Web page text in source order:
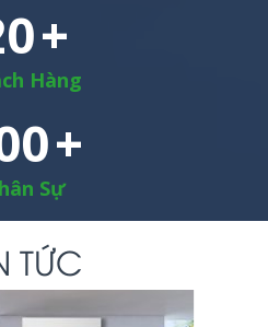
Hàng
Sự
TỨC